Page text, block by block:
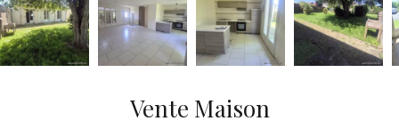
Vente Maison